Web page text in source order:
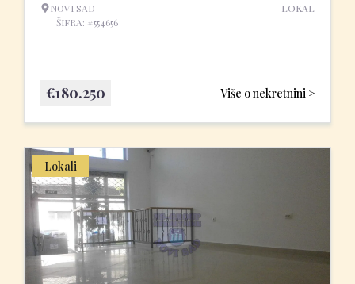
NOVI SAD
ŠIFRA: #554656
LOKAL
Više o nekretnini >
€180.250
Lokali